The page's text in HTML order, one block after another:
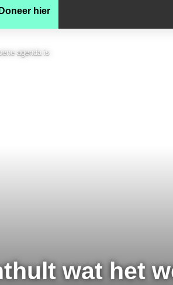
Doneer hier
agenda is
wat het